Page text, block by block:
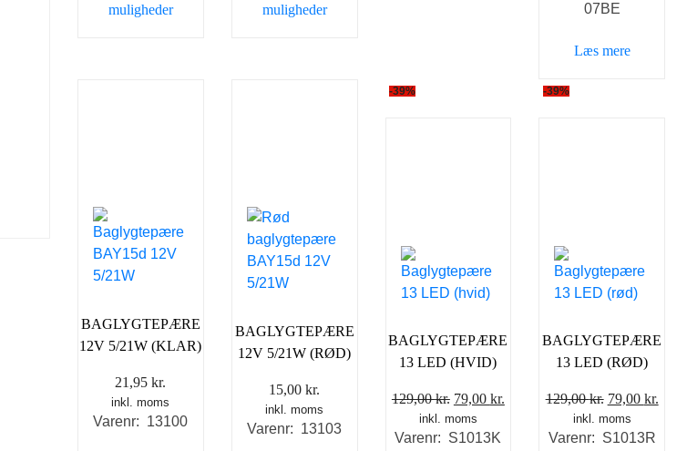
muligheder
varesiden
muligheder
var:
07BE
Læs mere
BAGLYGTEPÆRE
12V 5/21W (KLAR)
21,95kr.
inkl. moms
Varenr: 13100
BAGLYGTEPÆRE
12V 5/21W (RØD)
15,00kr.
inkl. moms
Varenr: 13103
-39%
BAGLYGTEPÆRE
13 LED (HVID)
129,00kr. Den
oprindelige
pris
79,00 kr.
inkl. moms
Varenr: S1013K
-39%
BAGLYGTEPÆRE
13 LED (RØD)
129,00kr. Den
oprindelige
pris
79,00 kr.
inkl. moms
Varenr: S1013R